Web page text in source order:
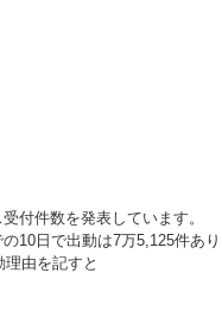
付件数を発表しています。
10日で出動は7万5,125件あ
由を記すと